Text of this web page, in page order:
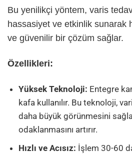
Bu yenilikçi yöntem, varis
hassasiyet ve etkinlik sunarak
ve güvenilir bir çözüm sağlar.
Özellikleri:
Yüksek Teknoloji: Entegre
kafa kullanılır. Bu teknoloji,
daha büyük görünmesini
odaklanmasını artırır.
Hızlı ve Acısız: İşlem 30-60